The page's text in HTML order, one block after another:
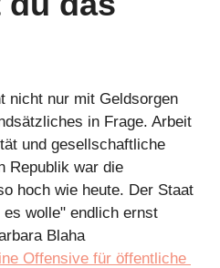
nicht nur mit Geldsorgen
in Frage. Arbeit
und gesellschaftliche
Republik war die
hoch wie heute. Der Staat
wolle" endlich ernst
Blaha
Offensive für öffentliche